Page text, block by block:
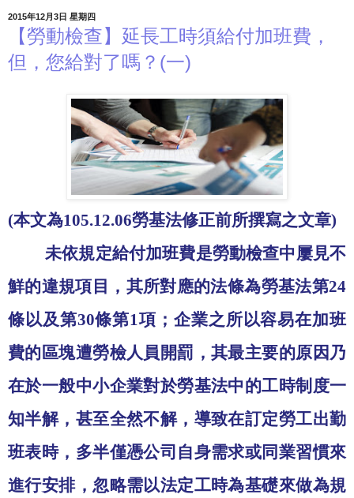
2015年12月3日 星期四
【勞動檢查】延長工時須給付加班費，
但，您給對了嗎？(一)
(本文為105.12.06勞基法修正前所撰寫之文章)
未依規定給付加班費是勞動檢查中屢見不
鮮的違規項目，其所對應的法條為勞基法第24
條以及第30條第1項；企業之所以容易在加班
費的區塊遭勞檢人員開罰，其最主要的原因乃
在於一般中小企業對於勞基法中的工時制度一
知半解，甚至全然不解，導致在訂定勞工出勤
班表時，多半僅憑公司自身需求或同業習慣來
進行安排，忽略需以法定工時為基礎來做為規